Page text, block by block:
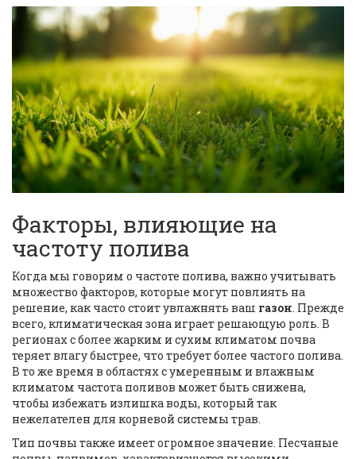
Факторы, влияющие на
частоту полива
Когда мы говорим о частоте полива, важно учитывать
множество факторов, которые могут повлиять на
решение, как часто стоит увлажнять ваш газон. Прежде
всего, климатическая зона играет решающую роль. В
регионах с более жарким и сухим климатом почва
теряет влагу быстрее, что требует более частого полива.
В то же время в областях с умеренным и влажным
климатом частота поливов может быть снижена,
чтобы избежать излишка воды, который так
нежелателен для корневой системы трав.
Тип почвы также имеет огромное значение. Песчаные